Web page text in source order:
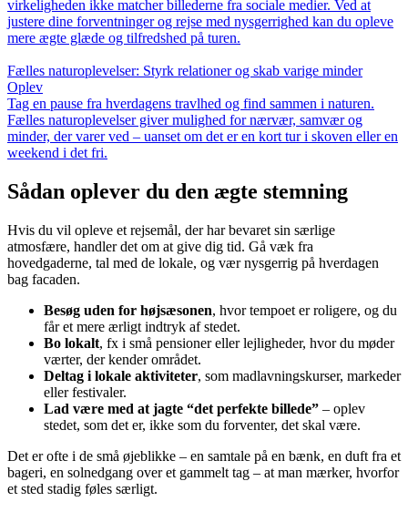
virkeligheden ikke matcher billederne fra sociale medier. Ved at
justere dine forventninger og rejse med nysgerrighed kan du opleve
mere ægte glæde og tilfredshed på turen.
Fælles naturoplevelser: Styrk relationer og skab varige minder
Oplev
Tag en pause fra hverdagens travlhed og find sammen i naturen.
Fælles naturoplevelser giver mulighed for nærvær, samvær og
minder, der varer ved – uanset om det er en kort tur i skoven eller en
weekend i det fri.
Sådan oplever du den ægte stemning
Hvis du vil opleve et rejsemål, der har bevaret sin særlige
atmosfære, handler det om at give dig tid. Gå væk fra
hovedgaderne, tal med de lokale, og vær nysgerrig på hverdagen
bag facaden.
Besøg uden for højsæsonen, hvor tempoet er roligere, og du
får et mere ærligt indtryk af stedet.
Bo lokalt, fx i små pensioner eller lejligheder, hvor du møder
værter, der kender området.
Deltag i lokale aktiviteter, som madlavningskurser, markeder
eller festivaler.
Lad være med at jagte “det perfekte billede” – oplev
stedet, som det er, ikke som du forventer, det skal være.
Det er ofte i de små øjeblikke – en samtale på en bænk, en duft fra et
bageri, en solnedgang over et gammelt tag – at man mærker, hvorfor
et sted stadig føles særligt.